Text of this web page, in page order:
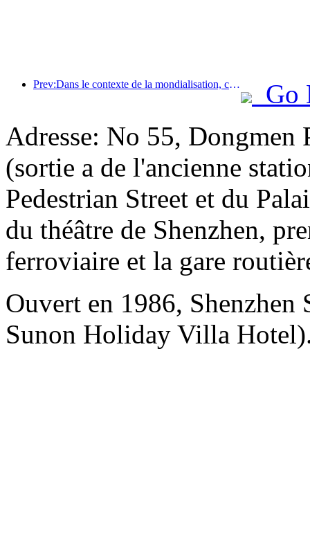
Prev:Dans le contexte de la mondialisation, comment l’hôtellerie peut-elle trouver des relais de croissance émergents ?
Go
Adresse: No 55, Dongmen
(sortie a de l'ancienne
Pedestrian Street et du
du théâtre de Shenzhen,
ferroviaire et la gare
Ouvert en 1986,
Sunon Holiday Villa